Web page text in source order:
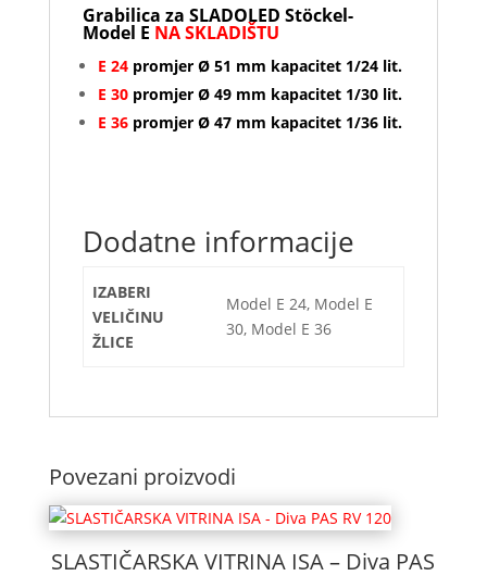
Grabilica za SLADOLED Stöckel-
Model E NA SKLADIŠTU
E 24promjer Ø 51 mm kapacitet 1/24 lit.
E 30promjer Ø 49 mm kapacitet 1/30 lit.
E 36promjer Ø 47 mm kapacitet 1/36 lit.
Dodatne informacije
IZABERI
VELIČINU
ŽLICE
Model E 24, Model E
30, Model E 36
Povezani proizvodi
SLASTIČARSKA VITRINA ISA – Diva PAS